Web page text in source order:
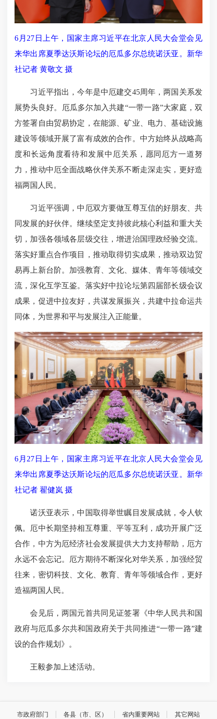
6月27日上午，国家主席习近平在北京人民大会堂会见
来华出席夏季达沃斯论坛的厄瓜多尔总统诺沃亚。新华
社记者 黄敬文 摄
习近平指出，今年是中厄建交45周年，两国关系发
展势头良好。厄瓜多尔加入共建“一带一路”大家庭，双
方签署自由贸易协定，在能源、矿业、电力、基础设施
建设等领域开展了富有成效的合作。中方始终从战略高
度和长远角度看待和发展中厄关系，愿同厄方一道努
力，推动中厄全面战略伙伴关系不断走深走实，更好造
福两国人民。
习近平强调，中厄双方要做互尊互信的好朋友、共
同发展的好伙伴。继续坚定支持彼此核心利益和重大关
切，加强各领域各层级交往，增进治国理政经验交流。
落实好重点合作项目，推动取得切实成果，推动双边贸
易再上新台阶。加强教育、文化、媒体、青年等领域交
流，深化互学互鉴。落实好中拉论坛第四届部长级会议
成果，促进中拉友好，共谋发展振兴，共建中拉命运共
同体，为世界和平与发展注入正能量。
6月27日上午，国家主席习近平在北京人民大会堂会见
来华出席夏季达沃斯论坛的厄瓜多尔总统诺沃亚。新华
社记者 翟健岚 摄
诺沃亚表示，中国取得举世瞩目发展成就，令人钦
佩。厄中长期坚持相互尊重、平等互利，成功开展广泛
合作，中方为厄经济社会发展提供大力支持帮助，厄方
永远不会忘记。厄方期待不断深化对华关系，加强经贸
往来，密切科技、文化、教育、青年等领域合作，更好
造福两国人民。
会见后，两国元首共同见证签署《中华人民共和国
政府与厄瓜多尔共和国政府关于共同推进“一带一路”建
设的合作规划》。
王毅参加上述活动。
市政府部门 各县（市、区） 省内重要网站 其它网站